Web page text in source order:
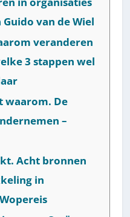
van de Wiel
veranderen
3 stappen wel
waarom. De
–
Acht bronnen
in